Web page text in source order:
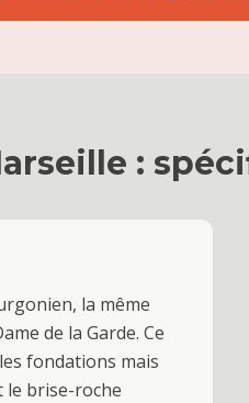
:
la même
de la Garde. Ce
fondations mais
le brise-roche